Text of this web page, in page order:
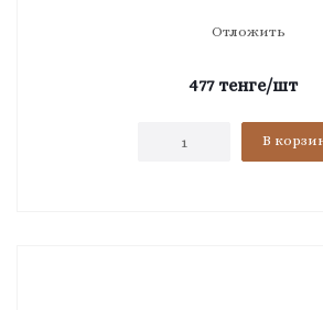
Отложить
477тенге/шт
В